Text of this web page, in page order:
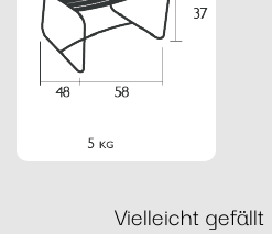
Vielleicht